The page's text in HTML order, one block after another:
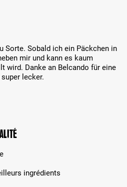
5 sur 5 étoiles
Sorte. Sobald ich ein Päckchen in
mir und kann es kaum
wird. Danke an Belcando für eine
lecker.
ingrédients